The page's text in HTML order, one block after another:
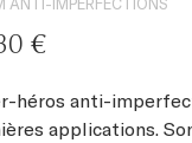
€
héros anti-
applications.